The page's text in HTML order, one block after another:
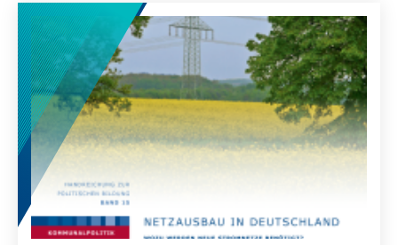
Dr. Rüther als auch Heinrich Blatt Ende 1999
die Politische Bildung verließen, um sich
neuen Aufgaben in der Begabtenförderung
der Konrad-Adenauer-Stiftung zu widmen,
blieb das Manuskript erst einmal in der
Schublade und geriet in Vergessenheit. Erst
im Nachlass des im August 2012 im Alter von
50 Jahren viel zu früh verstorbenen Kollegen
Heinrich Blatt tauchte es wieder auf.Im
nächsten Jahr feiert die Politische Bildung der
Konrad-Adenauer-Stiftung ihr 60-jähriges